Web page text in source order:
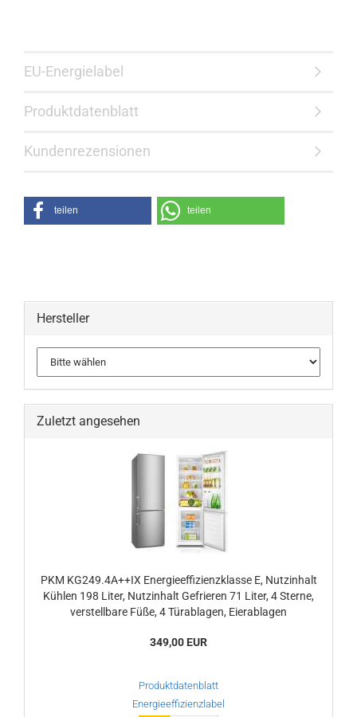
EU-Energielabel
Produktdatenblatt
Kundenrezensionen
teilen teilen
Hersteller
Zuletzt angesehen
PKM KG249.4A++IX Energieeffizienzklasse E, Nutzinhalt
Kühlen 198 Liter, Nutzinhalt Gefrieren 71 Liter, 4 Sterne,
verstellbare Füße, 4 Türablagen, Eierablagen
349,00 EUR
Produktdatenblatt
Energieeffizienzlabel